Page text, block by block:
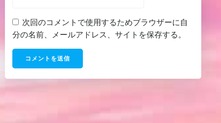
次回のコメントで使用するためブラウザーに自
分の名前、メールアドレス、サイトを保存する。